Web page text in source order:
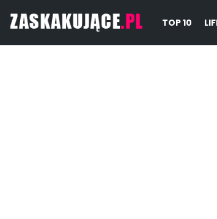
TOP 10